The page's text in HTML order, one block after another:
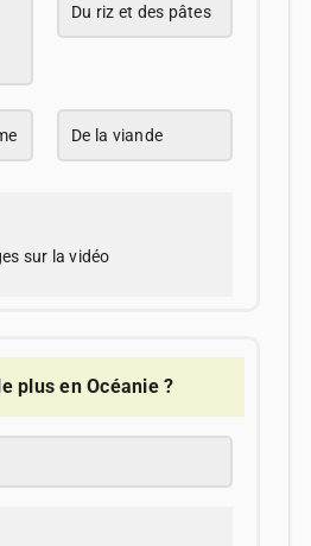
Du riz et des pâtes
De la viande
sur la vidéo
plus en Océanie ?